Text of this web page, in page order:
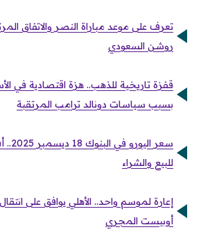
تعرف على موعد مباراة النصر والاتفاق
روشن السعودي
قفزة تاريخية للذهب.. هزة اقتصادية في
بسبب سياسات دونالد ترامب المرتقبة
سعر
للبيع والشراء
إعارة لموسم واحد.. الأهلي يوافق على
أوبيست المجري